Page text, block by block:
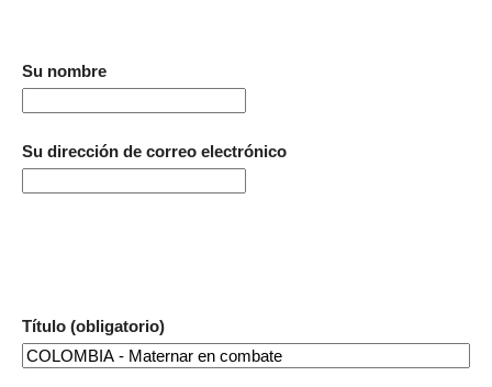
Su nombre
Su dirección de correo electrónico
Título (obligatorio)